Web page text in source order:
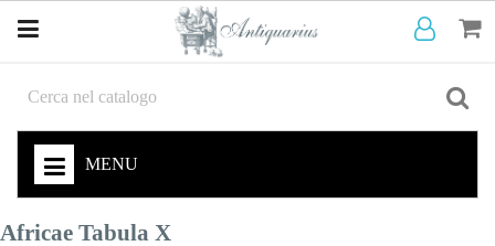
MENU
Africae Tabula X